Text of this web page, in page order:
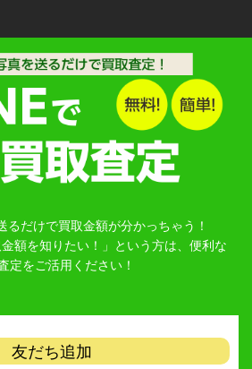
るだけで買取金額が分かっちゃう！
金額を知りたい！」という方は、便利な
定をご活用ください！
友だち追加